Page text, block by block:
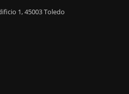
1, 45003 Toledo